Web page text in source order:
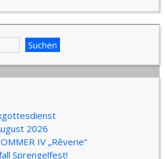
2026
IV „Rêverie“
Sprengelfest!